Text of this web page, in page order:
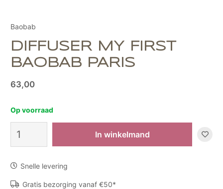
Baobab
DIFFUSER MY FIRST
BAOBAB PARIS
63,00
Op voorraad
My
First
Paris
aantal
In winkelmand
Snelle levering
Gratis bezorging vanaf €50*